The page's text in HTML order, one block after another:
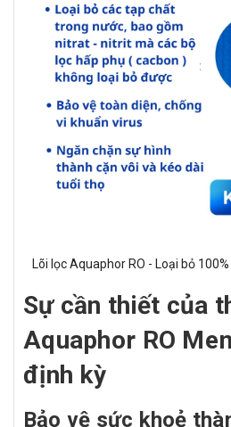
Lõi lọc Aquaphor RO - Loại bỏ 100%
Sự cần thiết của
Aquaphor RO
định kỳ
Bảo vệ sức khoẻ